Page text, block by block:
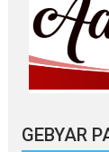
GEBYAR